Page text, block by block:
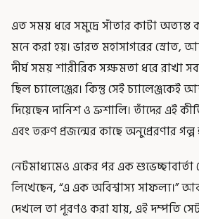
এত সময় ধরে সমুদ্রে সাঁতার কাটা অত্যন্ত
মনে করা হয়। ভারত মহাসাগরের স্রোত,
দীর্ঘ সময় শারীরিক সক্ষমতা ধরে রাখা
ছিল চ্যালেঞ্জের। কিন্তু সেই চ্যালেঞ্জকেই
দিয়েছেন দানিশ ও ভ্রুশালি। তাঁদের এই
এবং তরুণ প্রজন্মের কাছে অনুপ্রেরণার গল্প
নেটমাধ্যমেও একের পর এক
লিখেছেন, “এ এক অবিশ্বাস্য সাফল্য।”
দেখলে তা পূরণও করা যায়, এই দম্পতি